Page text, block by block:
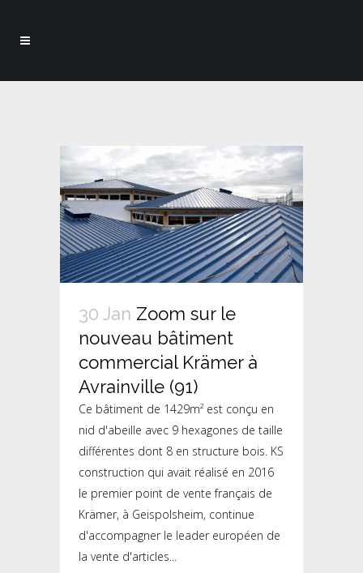
30 Jan Zoom sur le
nouveau bâtiment
commercial Krämer à
Avrainville (91)
Ce bâtiment de 1429m² est conçu en
nid d'abeille avec 9 hexagones de taille
différentes dont 8 en structure bois. KS
construction qui avait réalisé en 2016
le premier point de vente français de
Krämer, à Geispolsheim, continue
d'accompagner le leader européen de
la vente d'articles...